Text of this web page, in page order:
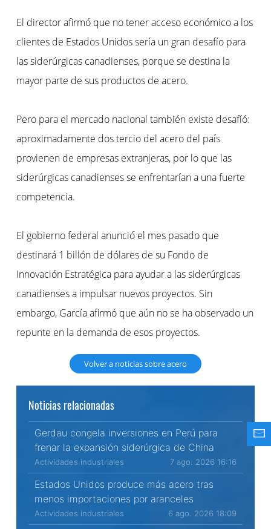
El director afirmó que no tener acceso económico a los
clientes de Estados Unidos sería un gran desafío para
las siderúrgicas canadienses, porque se destina la
mayor parte de sus productos de acero.
Pero para el mercado nacional también existe desafíó:
aproximadamente dos tercio del acero del país
provienen de empresas extranjeras, por lo que las
siderúrgicas canadienses se enfrentarían a una fuerte
competencia.
El gobierno federal anunció el mes pasado que
destinará 1 billón de dólares de su Fondo de
Innovación Estratégica para ayudar a las siderúrgicas
canadienses a impulsar nuevos proyectos. Sin
embargo, García afirmó que aún no se ha observado un
repunte en la demanda de esos proyectos.
Volver a noticias sobre acero
Noticias relacionadas
Gerdau congela inversiones en Perú para
frenar la expansión siderúrgica de China
Actividades industriales 7 ago. 2026 16:16
Estados Unidos produce más acero tras
menos importaciones por aranceles
Actividades industriales 6 ago. 2026 18:09